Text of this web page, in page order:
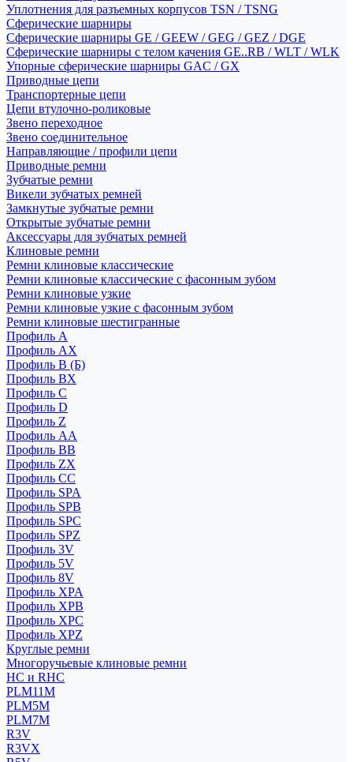
Уплотнения для разъемных корпусов TSN / TSNG
Сферические шарниры
Сферические шарниры GE / GEEW / GEG / GEZ / DGE
Сферические шарниры с телом качения GE..RB / WLT / WLK
Упорные сферические шарниры GAC / GX
Приводные цепи
Транспортерные цепи
Цепи втулочно-роликовые
Звено переходное
Звено соединительное
Направляющие / профили цепи
Приводные ремни
Зубчатые ремни
Викели зубчатых ремней
Замкнутые зубчатые ремни
Открытые зубчатые ремни
Аксессуары для зубчатых ремней
Клиновые ремни
Ремни клиновые классические
Ремни клиновые классические с фасонным зубом
Ремни клиновые узкие
Ремни клиновые узкие с фасонным зубом
Ремни клиновые шестигранные
Профиль A
Профиль AX
Профиль B (Б)
Профиль BX
Профиль C
Профиль D
Профиль Z
Профиль АА
Профиль BB
Профиль ZX
Профиль CC
Профиль SPA
Профиль SPB
Профиль SPC
Профиль SPZ
Профиль 3V
Профиль 5V
Профиль 8V
Профиль XPA
Профиль XPB
Профиль XPC
Профиль XPZ
Круглые ремни
Многоручьевые клиновые ремни
HC и RHC
PLM11M
PLM5M
PLM7M
R3V
R3VX